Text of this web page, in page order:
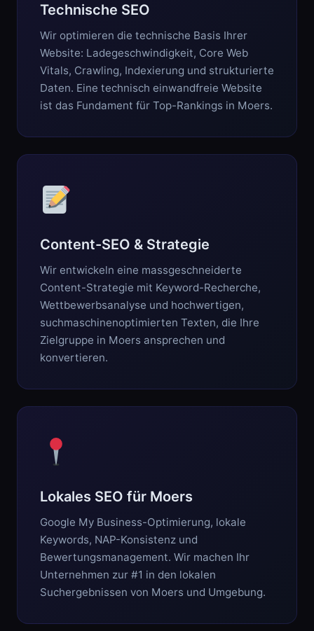
Technische SEO
Wir optimieren die technische Basis Ihrer
Website: Ladegeschwindigkeit, Core Web
Vitals, Crawling, Indexierung und strukturierte
Daten. Eine technisch einwandfreie Website
ist das Fundament für Top-Rankings in Moers.
Content-SEO & Strategie
Wir entwickeln eine massgeschneiderte
Content-Strategie mit Keyword-Recherche,
Wettbewerbsanalyse und hochwertigen,
suchmaschinenoptimierten Texten, die Ihre
Zielgruppe in Moers ansprechen und
konvertieren.
Lokales SEO für Moers
Google My Business-Optimierung, lokale
Keywords, NAP-Konsistenz und
Bewertungsmanagement. Wir machen Ihr
Unternehmen zur #1 in den lokalen
Suchergebnissen von Moers und Umgebung.